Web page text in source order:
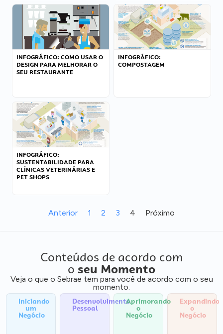
INFOGRÁFICO: COMO USAR O
DESIGN PARA MELHORAR O
SEU RESTAURANTE
INFOGRÁFICO:
COMPOSTAGEM
INFOGRÁFICO:
SUSTENTABILIDADE PARA
CLÍNICAS VETERINÁRIAS E
PET SHOPS
Anterior 1 2 3 4 Próximo
Conteúdos de acordo com
o seu Momento
Veja o que o Sebrae tem para você de acordo com o seu
momento:
Iniciando
um
Negócio
Desenvolvimento
Pessoal
Aprimorando
o
Negócio
Expandindo
o
Negócio